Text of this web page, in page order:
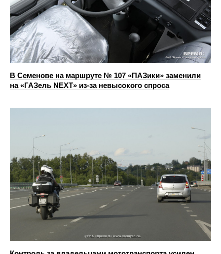
В Семенове на маршруте № 107 «ПАЗики» заменили
на «ГАЗель NEXT» из‑за невысокого спроса